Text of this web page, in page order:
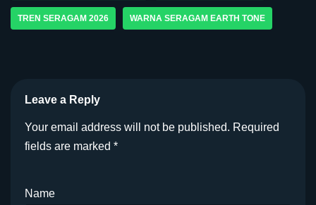
TREN SERAGAM 2026 WARNA SERAGAM EARTH TONE
Leave a Reply
Your email address will not be published. Required
fields are marked *
Name